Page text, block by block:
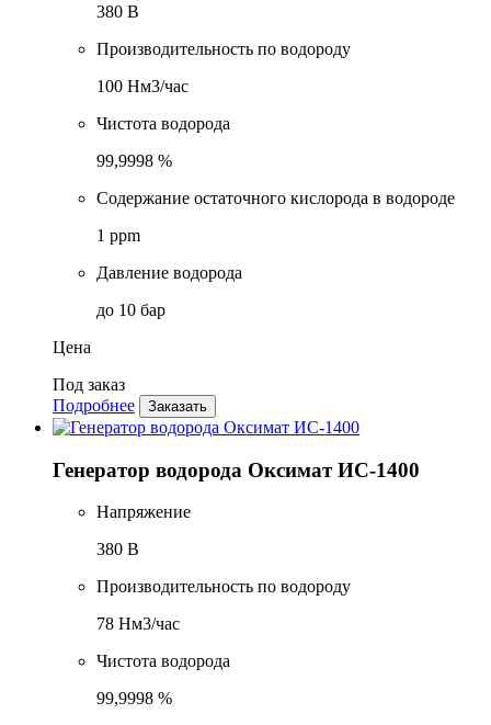
380 В
Производительность по водороду
100 Нм3/час
Чистота водорода
99,9998 %
Содержание остаточного кислорода в водороде
1 ppm
Давление водорода
до 10 бар
Цена
Под заказ
Подробнее
Заказать
Генератор водорода Оксимат ИС-1400
Напряжение
380 В
Производительность по водороду
78 Нм3/час
Чистота водорода
99,9998 %